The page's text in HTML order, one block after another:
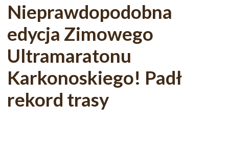
Nieprawdopodobna
edycja Zimowego
Ultramaratonu
Karkonoskiego! Padł
rekord trasy